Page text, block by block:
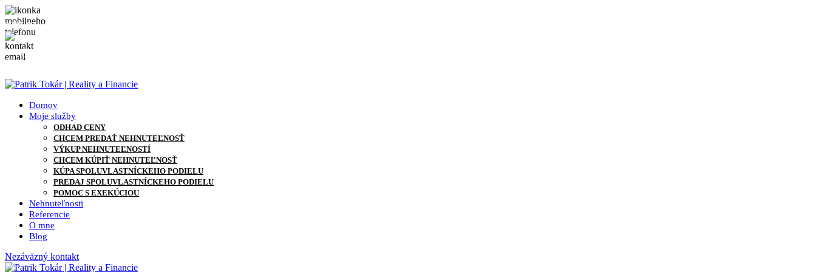
0905 871 127
info@patriktokar.sk
0905 871 127
Domov
Moje služby
ODHAD CENY
CHCEM PREDAŤ NEHNUTEĽNOSŤ
VÝKUP NEHNUTEĽNOSTÍ
CHCEM KÚPIŤ NEHNUTEĽNOSŤ
KÚPA SPOLUVLASTNÍCKEHO PODIELU
PREDAJ SPOLUVLASTNÍCKEHO PODIELU
POMOC S EXEKÚCIOU
Nehnuteľnosti
Referencie
O mne
Blog
Nezáväzný kontakt